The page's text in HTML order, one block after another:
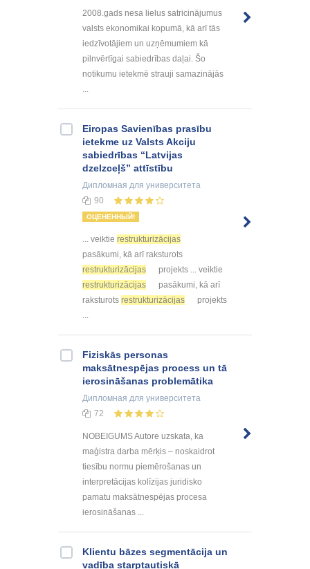
2008.gads nesa lielus satricinājumus
valsts ekonomikai kopumā, kā arī tās
iedzīvotājiem un uzņēmumiem kā
pilnvērtīgai sabiedrības daļai. Šo
notikumu ietekmē strauji samazinājās
...
Eiropas Savienības prasību
ietekme uz Valsts Akciju
sabiedrības “Latvijas
dzelzceļš” attīstību
Дипломная для университета
90
ОЦЕНЕННЫЙ!
... veiktie restrukturizācijas
pasākumi, kā arī raksturots
restrukturizācijas
projekts ... veiktie
restrukturizācijas
pasākumi, kā arī
raksturots restrukturizācijas
projekts
...
Fiziskās personas
maksātnespējas process un tā
ierosināšanas problemātika
Дипломная для университета
72
NOBEIGUMS Autore uzskata, ka
maģistra darba mērķis – noskaidrot
tiesību normu piemērošanas un
interpretācijas kolīzijas juridisko
pamatu maksātnespējas procesa
ierosināšanas ...
Klientu bāzes segmentācija un
vadība starptautiskā